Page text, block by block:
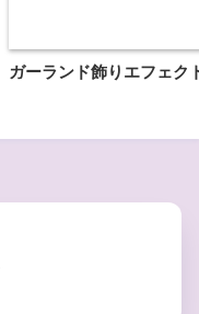
ガーランド飾りエフェク